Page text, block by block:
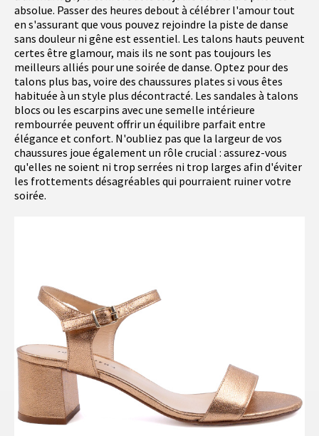
absolue. Passer des heures debout à célébrer l'amour tout
en s'assurant que vous pouvez rejoindre la piste de danse
sans douleur ni gêne est essentiel. Les talons hauts peuvent
certes être glamour, mais ils ne sont pas toujours les
meilleurs alliés pour une soirée de danse. Optez pour des
talons plus bas, voire des chaussures plates si vous êtes
habituée à un style plus décontracté. Les sandales à talons
blocs ou les escarpins avec une semelle intérieure
rembourrée peuvent offrir un équilibre parfait entre
élégance et confort. N'oubliez pas que la largeur de vos
chaussures joue également un rôle crucial : assurez-vous
qu'elles ne soient ni trop serrées ni trop larges afin d'éviter
les frottements désagréables qui pourraient ruiner votre
soirée.